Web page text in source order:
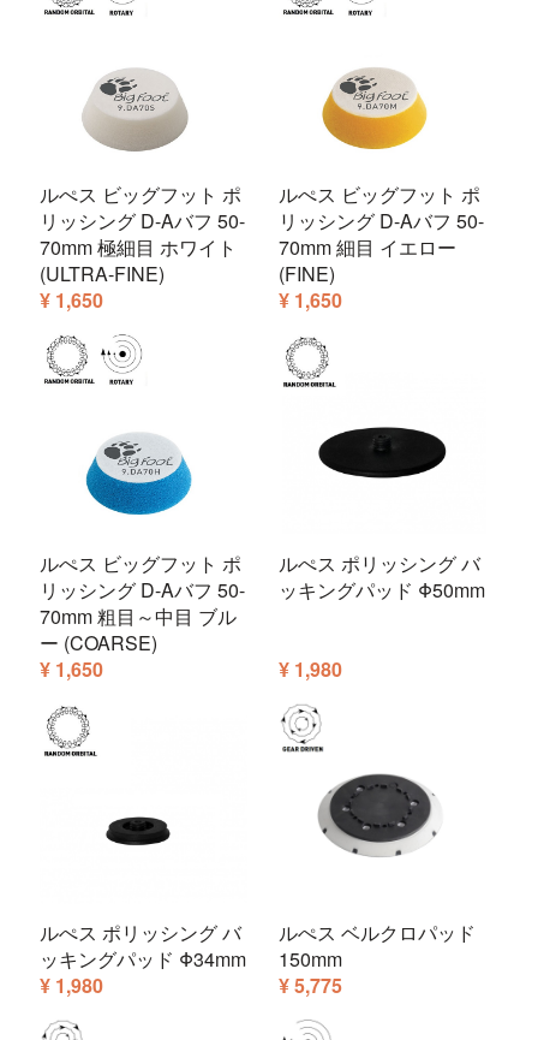
ルぺス ビッグフット ポ
リッシング D-Aバフ 50-
70mm 極細目 ホワイト
(ULTRA-FINE)
¥ 1,650
ルぺス ビッグフット ポ
リッシング D-Aバフ 50-
70mm 細目 イエロー
(FINE)
¥ 1,650
ルぺス ビッグフット ポ
リッシング D-Aバフ 50-
70mm 粗目～中目 ブル
ー (COARSE)
¥ 1,650
ルぺス ポリッシング バ
ッキングパッド Φ50mm
¥ 1,980
ルぺス ポリッシング バ
ッキングパッド Φ34mm
¥ 1,980
ルぺス ベルクロパッド
150mm
¥ 5,775